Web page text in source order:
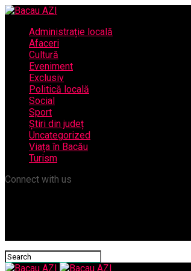
Administrație locală
Afaceri
Cultură
Eveniment
Exclusiv
Politică locală
Social
Sport
Știri din județ
Uncategorized
Viața în Bacău
Turism
Connect with us